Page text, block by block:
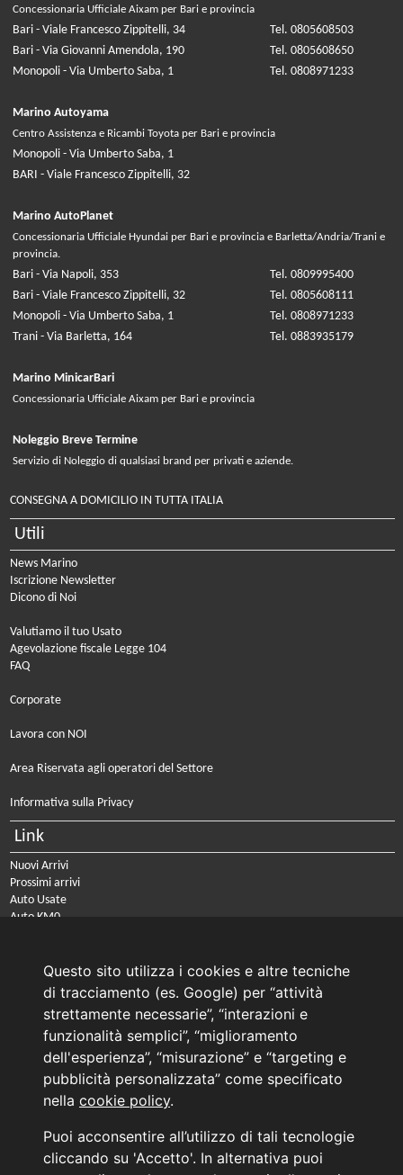
Questo sito utilizza i cookies e altre tecniche
di tracciamento (es. Google) per “attività
strettamente necessarie”, “interazioni e
funzionalità semplici”, “miglioramento
dell'esperienza”, “misurazione” e “targeting e
pubblicità personalizzata” come specificato
nella cookie policy.
Puoi acconsentire all’utilizzo di tali tecnologie
cliccando su 'Accetto'. In alternativa puoi
Concessionaria Ufficiale Aixam per Bari e provincia
Bari - Viale Francesco Zippitelli, 34
Tel. 0805608503
Bari - Via Giovanni Amendola, 190
Tel. 0805608650
Monopoli - Via Umberto Saba, 1
Tel. 0808971233
Marino Autoyama
Centro Assistenza e Ricambi Toyota per Bari e provincia
Monopoli - Via Umberto Saba, 1
BARI - Viale Francesco Zippitelli, 32
Marino AutoPlanet
Concessionaria Ufficiale Hyundai per Bari e provincia e Barletta/Andria/Trani e
provincia.
Bari - Via Napoli, 353
Tel. 0809995400
Bari - Viale Francesco Zippitelli, 32
Tel. 0805608111
Monopoli - Via Umberto Saba, 1
Tel. 0808971233
Trani - Via Barletta, 164
Tel. 0883935179
Marino MinicarBari
Concessionaria Ufficiale Aixam per Bari e provincia
Noleggio Breve Termine
Servizio di Noleggio di qualsiasi brand per privati e aziende.
CONSEGNA A DOMICILIO IN TUTTA ITALIA
Utili
News Marino
Iscrizione Newsletter
Dicono di Noi
Valutiamo il tuo Usato
Agevolazione fiscale Legge 104
FAQ
Corporate
Lavora con NOI
Area Riservata agli operatori del Settore
Informativa sulla Privacy
Link
Nuovi Arrivi
Prossimi arrivi
Auto Usate
Auto KM0
PRENOTA IL TUO INTERVENTO DI OFFICINA
PRENOTA LA REVISIONE DELLA TUA AUTO
Consulente Online Usato: 0805608980
Consulente Online Hyundai: 0805608985
AUTO PLANET BARI SRL | BARI, via Zippitelli 32-34 - CAP 70132 | P.I. 05126720720
Generata in 0,078 secondi | 216.73.216.51